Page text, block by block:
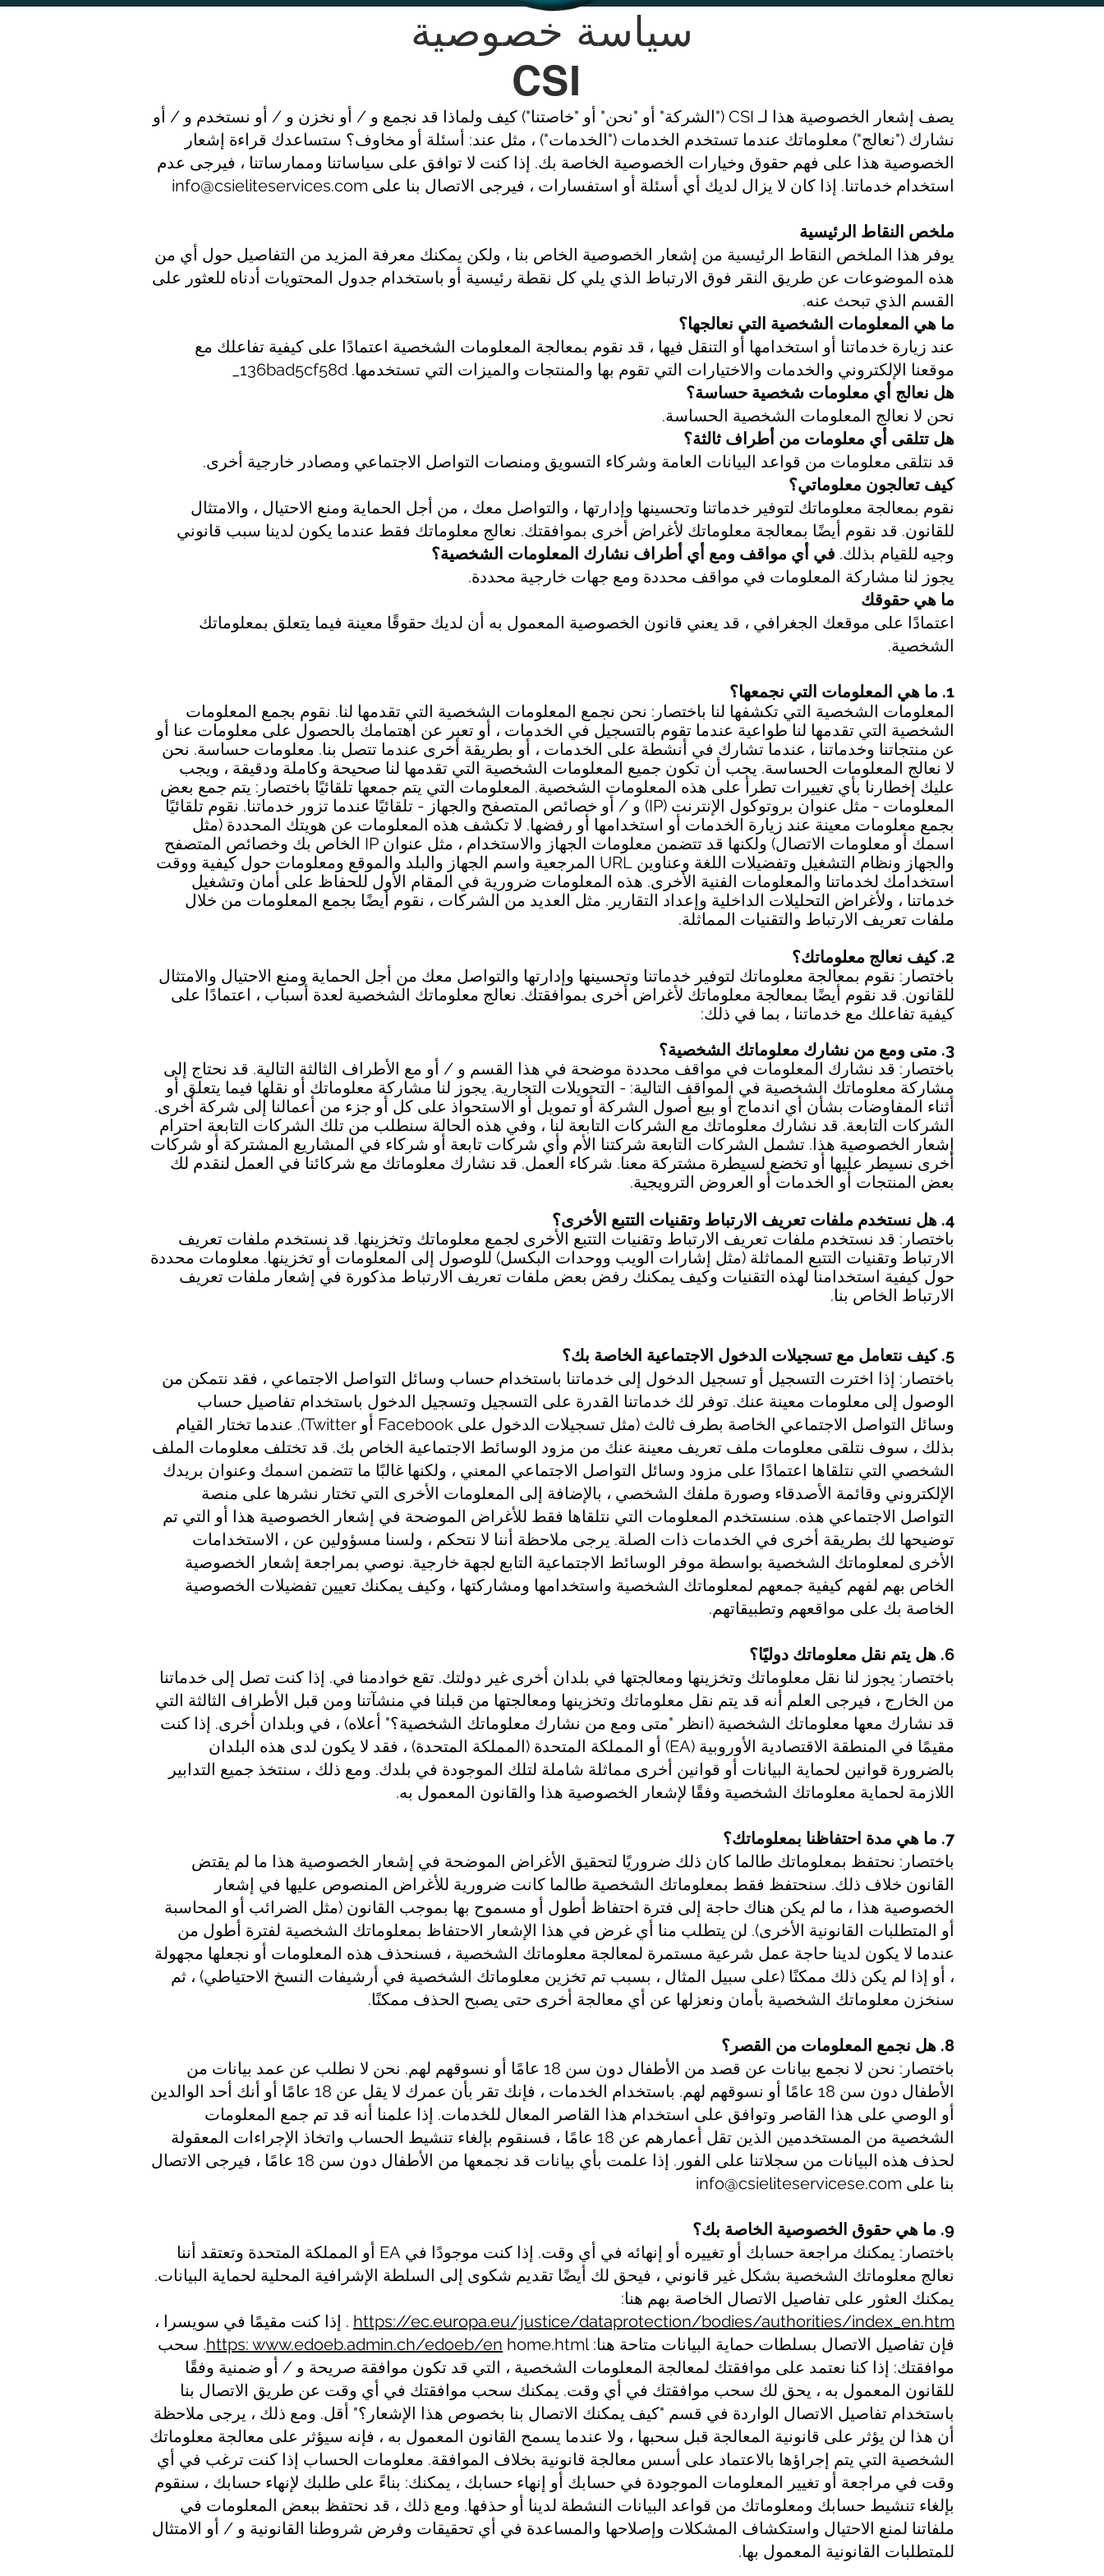
سياسة خصوصية
CSI
يصف إشعار الخصوصية هذا لـ CSI ("الشركة" أو "نحن" أو "خاصتنا") كيف ولماذا قد نجمع و / أو نخزن و / أو نستخدم و / أو
نشارك ("نعالج") معلوماتك عندما تستخدم الخدمات ("الخدمات") ، مثل عند: أسئلة أو مخاوف؟ ستساعدك قراءة إشعار
الخصوصية هذا على فهم حقوق وخيارات الخصوصية الخاصة بك. إذا كنت لا توافق على سياساتنا وممارساتنا ، فيرجى عدم
استخدام خدماتنا. إذا كان لا يزال لديك أي أسئلة أو استفسارات ، فيرجى الاتصال بنا على info@csieliteservices.com
ملخص النقاط الرئيسية
يوفر هذا الملخص النقاط الرئيسية من إشعار الخصوصية الخاص بنا ، ولكن يمكنك معرفة المزيد من التفاصيل حول أي من
هذه الموضوعات عن طريق النقر فوق الارتباط الذي يلي كل نقطة رئيسية أو باستخدام جدول المحتويات أدناه للعثور على
القسم الذي تبحث عنه.
ما هي المعلومات الشخصية التي نعالجها؟
عند زيارة خدماتنا أو استخدامها أو التنقل فيها ، قد نقوم بمعالجة المعلومات الشخصية اعتمادًا على كيفية تفاعلك مع
موقعنا الإلكتروني والخدمات والاختيارات التي تقوم بها والمنتجات والميزات التي تستخدمها. 136bad5cf58d_
هل نعالج أي معلومات شخصية حساسة؟
نحن لا نعالج المعلومات الشخصية الحساسة.
هل تتلقى أي معلومات من أطراف ثالثة؟
قد نتلقى معلومات من قواعد البيانات العامة وشركاء التسويق ومنصات التواصل الاجتماعي ومصادر خارجية أخرى.
كيف تعالجون معلوماتي؟
نقوم بمعالجة معلوماتك لتوفير خدماتنا وتحسينها وإدارتها ، والتواصل معك ، من أجل الحماية ومنع الاحتيال ، والامتثال
للقانون. قد نقوم أيضًا بمعالجة معلوماتك لأغراض أخرى بموافقتك. نعالج معلوماتك فقط عندما يكون لدينا سبب قانوني
وجيه للقيام بذلك. في أي مواقف ومع أي أطراف نشارك المعلومات الشخصية؟
يجوز لنا مشاركة المعلومات في مواقف محددة ومع جهات خارجية محددة.
ما هي حقوقك
اعتمادًا على موقعك الجغرافي ، قد يعني قانون الخصوصية المعمول به أن لديك حقوقًا معينة فيما يتعلق بمعلوماتك
الشخصية.
1. ما هي المعلومات التي نجمعها؟
المعلومات الشخصية التي تكشفها لنا باختصار: نحن نجمع المعلومات الشخصية التي تقدمها لنا. نقوم بجمع المعلومات
الشخصية التي تقدمها لنا طواعية عندما تقوم بالتسجيل في الخدمات ، أو تعبر عن اهتمامك بالحصول على معلومات عنا أو
عن منتجاتنا وخدماتنا ، عندما تشارك في أنشطة على الخدمات ، أو بطريقة أخرى عندما تتصل بنا. معلومات حساسة. نحن
لا نعالج المعلومات الحساسة. يجب أن تكون جميع المعلومات الشخصية التي تقدمها لنا صحيحة وكاملة ودقيقة ، ويجب
عليك إخطارنا بأي تغييرات تطرأ على هذه المعلومات الشخصية. المعلومات التي يتم جمعها تلقائيًا باختصار: يتم جمع بعض
المعلومات - مثل عنوان بروتوكول الإنترنت (IP) و / أو خصائص المتصفح والجهاز - تلقائيًا عندما تزور خدماتنا. نقوم تلقائيًا
بجمع معلومات معينة عند زيارة الخدمات أو استخدامها أو رفضها. لا تكشف هذه المعلومات عن هويتك المحددة (مثل
اسمك أو معلومات الاتصال) ولكنها قد تتضمن معلومات الجهاز والاستخدام ، مثل عنوان IP الخاص بك وخصائص المتصفح
والجهاز ونظام التشغيل وتفضيلات اللغة وعناوين URL المرجعية واسم الجهاز والبلد والموقع ومعلومات حول كيفية ووقت
استخدامك لخدماتنا والمعلومات الفنية الأخرى. هذه المعلومات ضرورية في المقام الأول للحفاظ على أمان وتشغيل
خدماتنا ، ولأغراض التحليلات الداخلية وإعداد التقارير. مثل العديد من الشركات ، نقوم أيضًا بجمع المعلومات من خلال
ملفات تعريف الارتباط والتقنيات المماثلة.
2. كيف نعالج معلوماتك؟
باختصار: نقوم بمعالجة معلوماتك لتوفير خدماتنا وتحسينها وإدارتها والتواصل معك من أجل الحماية ومنع الاحتيال والامتثال
للقانون. قد نقوم أيضًا بمعالجة معلوماتك لأغراض أخرى بموافقتك. نعالج معلوماتك الشخصية لعدة أسباب ، اعتمادًا على
كيفية تفاعلك مع خدماتنا ، بما في ذلك:
3. متى ومع من نشارك معلوماتك الشخصية؟
باختصار: قد نشارك المعلومات في مواقف محددة موضحة في هذا القسم و / أو مع الأطراف الثالثة التالية. قد نحتاج إلى
مشاركة معلوماتك الشخصية في المواقف التالية: - التحويلات التجارية. يجوز لنا مشاركة معلوماتك أو نقلها فيما يتعلق أو
أثناء المفاوضات بشأن أي اندماج أو بيع أصول الشركة أو تمويل أو الاستحواذ على كل أو جزء من أعمالنا إلى شركة أخرى.
الشركات التابعة. قد نشارك معلوماتك مع الشركات التابعة لنا ، وفي هذه الحالة سنطلب من تلك الشركات التابعة احترام
إشعار الخصوصية هذا. تشمل الشركات التابعة شركتنا الأم وأي شركات تابعة أو شركاء في المشاريع المشتركة أو شركات
أخرى نسيطر عليها أو تخضع لسيطرة مشتركة معنا. شركاء العمل. قد نشارك معلوماتك مع شركائنا في العمل لنقدم لك
بعض المنتجات أو الخدمات أو العروض الترويجية.
4. هل نستخدم ملفات تعريف الارتباط وتقنيات التتبع الأخرى؟
باختصار: قد نستخدم ملفات تعريف الارتباط وتقنيات التتبع الأخرى لجمع معلوماتك وتخزينها. قد نستخدم ملفات تعريف
الارتباط وتقنيات التتبع المماثلة (مثل إشارات الويب ووحدات البكسل) للوصول إلى المعلومات أو تخزينها. معلومات محددة
حول كيفية استخدامنا لهذه التقنيات وكيف يمكنك رفض بعض ملفات تعريف الارتباط مذكورة في إشعار ملفات تعريف
الارتباط الخاص بنا.
5. كيف نتعامل مع تسجيلات الدخول الاجتماعية الخاصة بك؟
باختصار: إذا اخترت التسجيل أو تسجيل الدخول إلى خدماتنا باستخدام حساب وسائل التواصل الاجتماعي ، فقد نتمكن من
الوصول إلى معلومات معينة عنك. توفر لك خدماتنا القدرة على التسجيل وتسجيل الدخول باستخدام تفاصيل حساب
وسائل التواصل الاجتماعي الخاصة بطرف ثالث (مثل تسجيلات الدخول على Facebook أو Twitter). عندما تختار القيام
بذلك ، سوف نتلقى معلومات ملف تعريف معينة عنك من مزود الوسائط الاجتماعية الخاص بك. قد تختلف معلومات الملف
الشخصي التي نتلقاها اعتمادًا على مزود وسائل التواصل الاجتماعي المعني ، ولكنها غالبًا ما تتضمن اسمك وعنوان بريدك
الإلكتروني وقائمة الأصدقاء وصورة ملفك الشخصي ، بالإضافة إلى المعلومات الأخرى التي تختار نشرها على منصة
التواصل الاجتماعي هذه. سنستخدم المعلومات التي نتلقاها فقط للأغراض الموضحة في إشعار الخصوصية هذا أو التي تم
توضيحها لك بطريقة أخرى في الخدمات ذات الصلة. يرجى ملاحظة أننا لا نتحكم ، ولسنا مسؤولين عن ، الاستخدامات
الأخرى لمعلوماتك الشخصية بواسطة موفر الوسائط الاجتماعية التابع لجهة خارجية. نوصي بمراجعة إشعار الخصوصية
الخاص بهم لفهم كيفية جمعهم لمعلوماتك الشخصية واستخدامها ومشاركتها ، وكيف يمكنك تعيين تفضيلات الخصوصية
الخاصة بك على مواقعهم وتطبيقاتهم.
6. هل يتم نقل معلوماتك دوليًا؟
باختصار: يجوز لنا نقل معلوماتك وتخزينها ومعالجتها في بلدان أخرى غير دولتك. تقع خوادمنا في. إذا كنت تصل إلى خدماتنا
من الخارج ، فيرجى العلم أنه قد يتم نقل معلوماتك وتخزينها ومعالجتها من قبلنا في منشآتنا ومن قبل الأطراف الثالثة التي
قد نشارك معها معلوماتك الشخصية (انظر "متى ومع من نشارك معلوماتك الشخصية؟" أعلاه) ، في وبلدان أخرى. إذا كنت
مقيمًا في المنطقة الاقتصادية الأوروبية (EA) أو المملكة المتحدة (المملكة المتحدة) ، فقد لا يكون لدى هذه البلدان
بالضرورة قوانين لحماية البيانات أو قوانين أخرى مماثلة شاملة لتلك الموجودة في بلدك. ومع ذلك ، سنتخذ جميع التدابير
اللازمة لحماية معلوماتك الشخصية وفقًا لإشعار الخصوصية هذا والقانون المعمول به.
7. ما هي مدة احتفاظنا بمعلوماتك؟
باختصار: نحتفظ بمعلوماتك طالما كان ذلك ضروريًا لتحقيق الأغراض الموضحة في إشعار الخصوصية هذا ما لم يقتض
القانون خلاف ذلك. سنحتفظ فقط بمعلوماتك الشخصية طالما كانت ضرورية للأغراض المنصوص عليها في إشعار
الخصوصية هذا ، ما لم يكن هناك حاجة إلى فترة احتفاظ أطول أو مسموح بها بموجب القانون (مثل الضرائب أو المحاسبة
أو المتطلبات القانونية الأخرى). لن يتطلب منا أي غرض في هذا الإشعار الاحتفاظ بمعلوماتك الشخصية لفترة أطول من
عندما لا يكون لدينا حاجة عمل شرعية مستمرة لمعالجة معلوماتك الشخصية ، فسنحذف هذه المعلومات أو نجعلها مجهولة
، أو إذا لم يكن ذلك ممكنًا (على سبيل المثال ، بسبب تم تخزين معلوماتك الشخصية في أرشيفات النسخ الاحتياطي) ، ثم
سنخزن معلوماتك الشخصية بأمان ونعزلها عن أي معالجة أخرى حتى يصبح الحذف ممكنًا.
8. هل نجمع المعلومات من القصر؟
باختصار: نحن لا نجمع بيانات عن قصد من الأطفال دون سن 18 عامًا أو نسوقهم لهم. نحن لا نطلب عن عمد بيانات من
الأطفال دون سن 18 عامًا أو نسوقهم لهم. باستخدام الخدمات ، فإنك تقر بأن عمرك لا يقل عن 18 عامًا أو أنك أحد الوالدين
أو الوصي على هذا القاصر وتوافق على استخدام هذا القاصر المعال للخدمات. إذا علمنا أنه قد تم جمع المعلومات
الشخصية من المستخدمين الذين تقل أعمارهم عن 18 عامًا ، فسنقوم بإلغاء تنشيط الحساب واتخاذ الإجراءات المعقولة
لحذف هذه البيانات من سجلاتنا على الفور. إذا علمت بأي بيانات قد نجمعها من الأطفال دون سن 18 عامًا ، فيرجى الاتصال
بنا على info@csieliteservicese.com
9. ما هي حقوق الخصوصية الخاصة بك؟
باختصار: يمكنك مراجعة حسابك أو تغييره أو إنهائه في أي وقت. إذا كنت موجودًا في EA أو المملكة المتحدة وتعتقد أننا
نعالج معلوماتك الشخصية بشكل غير قانوني ، فيحق لك أيضًا تقديم شكوى إلى السلطة الإشرافية المحلية لحماية البيانات.
يمكنك العثور على تفاصيل الاتصال الخاصة بهم هنا:
https://ec.europa.eu/justice/dataprotection/bodies/authorities/index_en.htm . إذا كنت مقيمًا في سويسرا ،
فإن تفاصيل الاتصال بسلطات حماية البيانات متاحة هنا:
https: www.edoeb.admin.ch/edoeb/enhome.html. سحب
موافقتك: إذا كنا نعتمد على موافقتك لمعالجة المعلومات الشخصية ، التي قد تكون موافقة صريحة و / أو ضمنية وفقًا
للقانون المعمول به ، يحق لك سحب موافقتك في أي وقت. يمكنك سحب موافقتك في أي وقت عن طريق الاتصال بنا
باستخدام تفاصيل الاتصال الواردة في قسم "كيف يمكنك الاتصال بنا بخصوص هذا الإشعار؟" أقل. ومع ذلك ، يرجى ملاحظة
أن هذا لن يؤثر على قانونية المعالجة قبل سحبها ، ولا عندما يسمح القانون المعمول به ، فإنه سيؤثر على معالجة معلوماتك
الشخصية التي يتم إجراؤها بالاعتماد على أسس معالجة قانونية بخلاف الموافقة. معلومات الحساب إذا كنت ترغب في أي
وقت في مراجعة أو تغيير المعلومات الموجودة في حسابك أو إنهاء حسابك ، يمكنك: بناءً على طلبك لإنهاء حسابك ، سنقوم
بإلغاء تنشيط حسابك ومعلوماتك من قواعد البيانات النشطة لدينا أو حذفها. ومع ذلك ، قد نحتفظ ببعض المعلومات في
ملفاتنا لمنع الاحتيال واستكشاف المشكلات وإصلاحها والمساعدة في أي تحقيقات وفرض شروطنا القانونية و / أو الامتثال
للمتطلبات القانونية المعمول بها.